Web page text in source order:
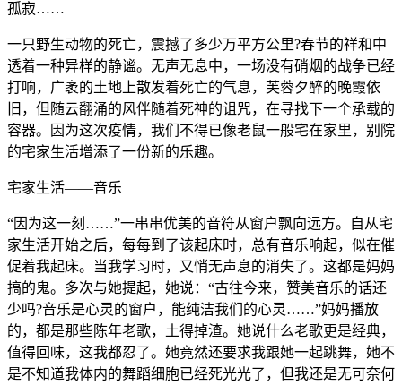
孤寂……
一只野生动物的死亡，震撼了多少万平方公里?春节的祥和中
透着一种异样的静谧。无声无息中，一场没有硝烟的战争已经
打响，广袤的土地上散发着死亡的气息，芙蓉夕醉的晚霞依
旧，但随云翻涌的风伴随着死神的诅咒，在寻找下一个承载的
容器。因为这次疫情，我们不得已像老鼠一般宅在家里，别院
的宅家生活增添了一份新的乐趣。
宅家生活——音乐
“因为这一刻……”一串串优美的音符从窗户飘向远方。自从宅
家生活开始之后，每每到了该起床时，总有音乐响起，似在催
促着我起床。当我学习时，又悄无声息的消失了。这都是妈妈
搞的鬼。多次与她提起，她说：“古往今来，赞美音乐的话还
少吗?音乐是心灵的窗户，能纯洁我们的心灵……”妈妈播放
的，都是那些陈年老歌，土得掉渣。她说什么老歌更是经典，
值得回味，这我都忍了。她竟然还要求我跟她一起跳舞，她不
是不知道我体内的舞蹈细胞已经死光光了，但我还是无可奈何